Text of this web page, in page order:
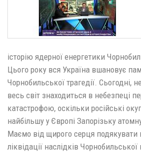
історію ядерної енергетики
Цього року вся Україна вшановує
Чорнобильської трагедії. Сьогодні,
весь світ знаходиться в небезпеці
катастрофою, оскільки російські
найбільшу у Європі Запорізьку
Маємо від щирого серця подякувати
ліквідації наслідків